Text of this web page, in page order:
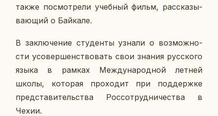
также по­смот­ре­ли учеб­ный фильм, рас­ска­зы­
ва­ю­щий о Бай­ка­ле.
В за­клю­че­ние сту­ден­ты узнали о воз­мож­но­
сти усо­вер­шен­ство­вать свои знания рус­ско­го
языка в рамках Меж­ду­на­род­ной летней
школы, ко­то­рая про­хо­дит при под­держ­ке
пред­ста­ви­тель­ства Рос­со­труд­ни­че­ства в
Чехии.